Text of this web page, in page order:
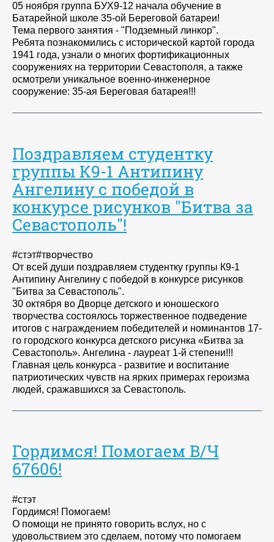
05 ноября группа БУХ9-12 начала обучение в
Батарейной школе 35-ой Береговой батареи!
Тема первого занятия - "Подземный линкор".
Ребята познакомились с исторической картой города
1941 года, узнали о многих фортификационных
сооружениях на территории Севастополя, а также
осмотрели уникальное военно-инженерное
сооружение: 35-ая Береговая батарея!!!
Поздравляем студентку
группы К9-1 Антипину
Ангелину с победой в
конкурсе рисунков "Битва за
Севастополь"!
#стэт#творчество
От всей души поздравляем студентку группы К9-1
Антипину Ангелину с победой в конкурсе рисунков
"Битва за Севастополь".
30 октября во Дворце детского и юношеского
творчества состоялось торжественное подведение
итогов с награждением победителей и номинантов 17-
го городского конкурса детского рисунка «Битва за
Севастополь». Ангелина - лауреат 1-й степени!!!
Главная цель конкурса - развитие и воспитание
патриотических чувств на ярких примерах героизма
людей, сражавшихся за Севастополь.
Гордимся! Помогаем В/Ч
67606!
#стэт
Гордимся! Помогаем!
О помощи не принято говорить вслух, но с
удовольствием это сделаем, потому что помогаем